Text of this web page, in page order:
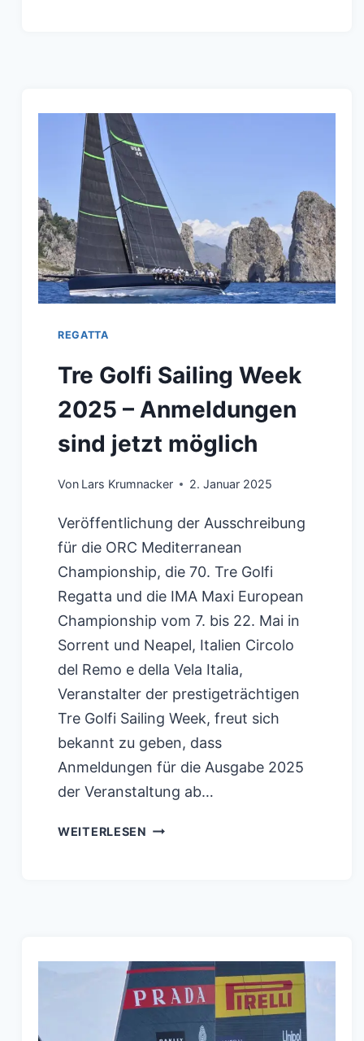
CARLO
BORLENGHI
REGATTA
Tre Golfi Sailing Week
2025 – Anmeldungen
sind jetzt möglich
Von Lars Krumnacker 2. Januar 2025
Veröffentlichung der Ausschreibung
für die ORC Mediterranean
Championship, die 70. Tre Golfi
Regatta und die IMA Maxi European
Championship vom 7. bis 22. Mai in
Sorrent und Neapel, Italien Circolo
del Remo e della Vela Italia,
Veranstalter der prestigeträchtigen
Tre Golfi Sailing Week, freut sich
bekannt zu geben, dass
Anmeldungen für die Ausgabe 2025
der Veranstaltung ab…
WEITERLESEN TRE
ANMELDUNGEN
SIND